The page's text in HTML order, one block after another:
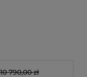
10 790,00 zł